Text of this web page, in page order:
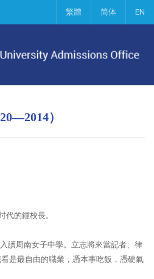
繁體 简体 EN
）
代的鍾校長。
讀周南女子中學。立志將來當記者、律
是最自由的職業，憑本事吃飯，憑硬氣